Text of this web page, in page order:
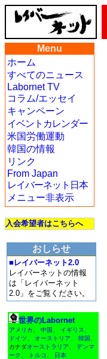
Menu
ホーム
すべてのニュース
Labornet TV
コラム/エッセイ
キャンペーン
イベントカレンダー
米国労働運動
韓国の情報
リンク
From Japan
レイバーネット日本
メニュー非表示
入会希望者はこちらへ
おしらせ
■レイバーネット2.0
レイバーネットの情報
は「レイバーネット
2.0」をご覧ください。
世界のLabornet
アメリカ 中国 イギリス
ドイツ
オーストリア 韓国
カナダオーストラリア
デンマ
ーク
トルコ 日本